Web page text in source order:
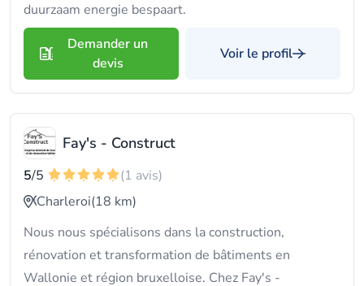
duurzaam energie bespaart.
Demander un
devis
Voir le profil
Fay's - Construct
5/5
(1 avis)
Charleroi(18 km)
Nous nous spécialisons dans la construction,
rénovation et transformation de bâtiments en
Wallonie et région bruxelloise. Chez Fay's -